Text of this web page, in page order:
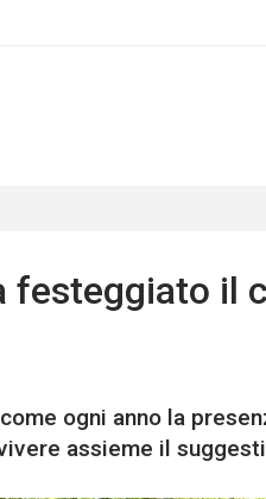
festeggiato il
ogni anno la
assieme il